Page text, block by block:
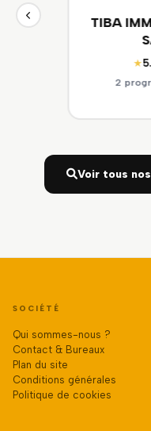
☆☆☆☆☆
2
Voir tous
SOCIÉTÉ
Qui sommes-nous ?
Contact & Bureaux
Plan du site
Conditions générales
Politique de cookies